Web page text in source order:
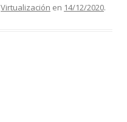
Virtualización en 14/12/2020.